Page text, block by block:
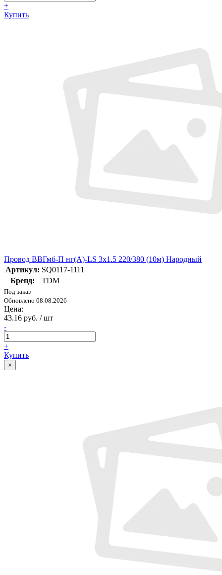
+
Купить
Провод ВВГмб-П нг(А)-LS 3х1.5 220/380 (10м) Народный
Артикул: SQ0117-1111
Бренд:
TDM
Под заказ
Обновлено 08.08.2026
Цена:
43.16 руб. / шт
-
+
Купить
×